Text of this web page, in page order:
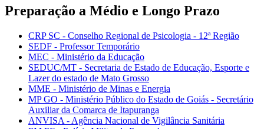
Preparação a Médio e Longo Prazo
CRP SC - Conselho Regional de Psicologia - 12ª Região
SEDF - Professor Temporário
MEC - Ministério da Educação
SEDUC/MT - Secretaria de Estado de Educação, Esporte e
Lazer do estado de Mato Grosso
MME - Ministério de Minas e Energia
MP GO - Ministério Público do Estado de Goiás - Secretário
Auxiliar da Comarca de Itapuranga
ANVISA - Agência Nacional de Vigilância Sanitária